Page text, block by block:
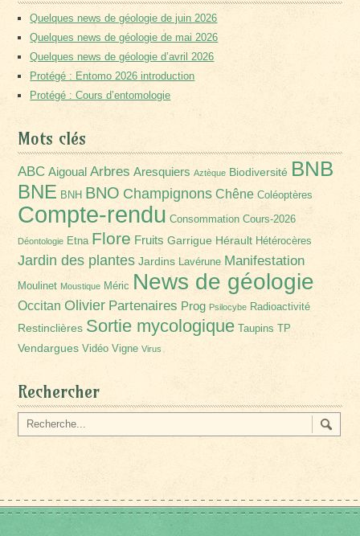
Quelques news de géologie de juin 2026
Quelques news de géologie de mai 2026
Quelques news de géologie d’avril 2026
Protégé : Entomo 2026 introduction
Protégé : Cours d’entomologie
Mots clés
ABC Aigoual Arbres Aresquiers Aztèque Biodiversité BNB
BNE BNH BNO Champignons Chêne Coléoptères
Compte-rendu Consommation Cours-2026
Déontologie Etna Flore Fruits Garrigue Hérault Hétérocères
Jardin des plantes Jardins Lavérune Manifestation
Moulinet Moustique Méric News de géologie
Occitan Olivier Partenaires Prog Psilocybe Radioactivité
Restinclières Sortie mycologique Taupins TP
Vendargues Vidéo Vigne Virus
Rechercher